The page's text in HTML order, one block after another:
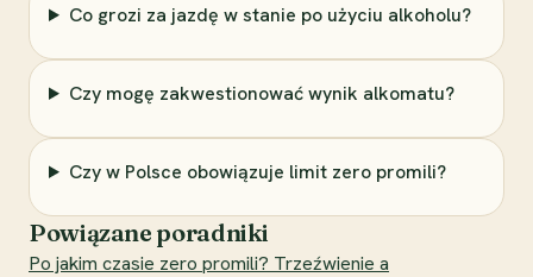
Co grozi za jazdę w stanie po użyciu alkoholu?
Czy mogę zakwestionować wynik alkomatu?
Czy w Polsce obowiązuje limit zero promili?
Powiązane poradniki
Po jakim czasie zero promili? Trzeźwienie a